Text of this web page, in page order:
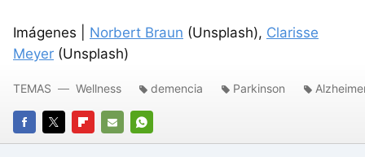
Imágenes | Norbert Braun (Unsplash), Clarisse
Meyer (Unsplash)
FACEBOOK
TWITTERFLIPBOARD
E-
WHATSAPP
TEMAS Wellness demencia Parkinson